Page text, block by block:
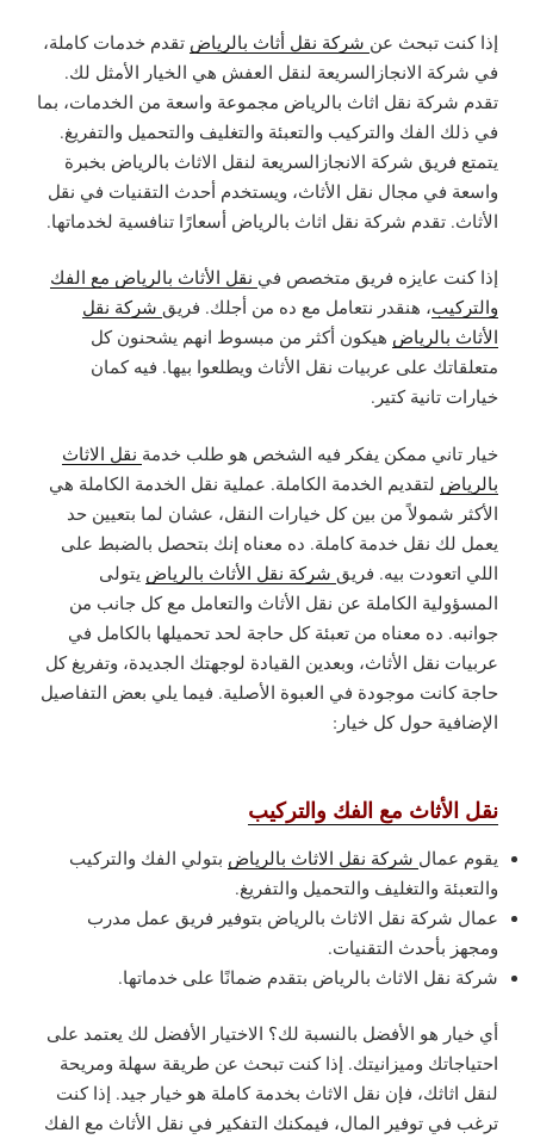
إذا كنت تبحث عن شركة نقل أثاث بالرياض تقدم خدمات كاملة،
في شركة الانجازالسريعة لنقل العفش هي الخيار الأمثل لك.
تقدم شركة نقل اثاث بالرياض مجموعة واسعة من الخدمات، بما
في ذلك الفك والتركيب والتعبئة والتغليف والتحميل والتفريغ.
يتمتع فريق شركة الانجازالسريعة لنقل الاثاث بالرياض بخبرة
واسعة في مجال نقل الأثاث، ويستخدم أحدث التقنيات في نقل
الأثاث. تقدم شركة نقل اثاث بالرياض أسعارًا تنافسية لخدماتها.
إذا كنت عايزه فريق متخصص في نقل الأثاث بالرياض مع الفك
والتركيب، هنقدر نتعامل مع ده من أجلك. فريق شركة نقل
الأثاث بالرياض هيكون أكثر من مبسوط انهم يشحنون كل
متعلقاتك على عربيات نقل الأثاث ويطلعوا بيها. فيه كمان
خيارات تانية كتير.
خيار تاني ممكن يفكر فيه الشخص هو طلب خدمة نقل الاثاث
بالرياض لتقديم الخدمة الكاملة. عملية نقل الخدمة الكاملة هي
الأكثر شمولاً من بين كل خيارات النقل، عشان لما بتعيين حد
يعمل لك نقل خدمة كاملة. ده معناه إنك بتحصل بالضبط على
اللي اتعودت بيه. فريق شركة نقل الأثاث بالرياض يتولى
المسؤولية الكاملة عن نقل الأثاث والتعامل مع كل جانب من
جوانبه. ده معناه من تعبئة كل حاجة لحد تحميلها بالكامل في
عربيات نقل الأثاث، وبعدين القيادة لوجهتك الجديدة، وتفريغ كل
حاجة كانت موجودة في العبوة الأصلية. فيما يلي بعض التفاصيل
الإضافية حول كل خيار:
نقل الأثاث مع الفك والتركيب
يقوم عمال شركة نقل الاثاث بالرياض بتولي الفك والتركيب
والتعبئة والتغليف والتحميل والتفريغ.
عمال شركة نقل الاثاث بالرياض بتوفير فريق عمل مدرب
ومجهز بأحدث التقنيات.
شركة نقل الاثاث بالرياض بتقدم ضمانًا على خدماتها.
أي خيار هو الأفضل بالنسبة لك؟ الاختيار الأفضل لك يعتمد على
احتياجاتك وميزانيتك. إذا كنت تبحث عن طريقة سهلة ومريحة
لنقل اثاثك، فإن نقل الاثاث بخدمة كاملة هو خيار جيد. إذا كنت
ترغب في توفير المال، فيمكنك التفكير في نقل الأثاث مع الفك